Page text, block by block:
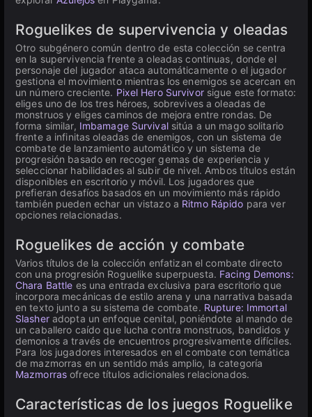
Roguelikes de supervivencia y oleadas
Otro subgénero común dentro de esta colección se centra
en la supervivencia frente a oleadas continuas, donde el
personaje del jugador ataca automáticamente o el jugador
gestiona el movimiento mientras los enemigos se acercan en
un número creciente. Pixel Hero Survivorsigue este formato:
eliges uno de los tres héroes, sobrevives a oleadas de
monstruos y eliges caminos de mejora entre rondas. De
forma similar, Imbamage Survivalsitúa a un mago solitario
frente a infinitas oleadas de enemigos, con un sistema de
combate de lanzamiento automático y un sistema de
progresión basado en recoger gemas de experiencia y
seleccionar habilidades al subir de nivel. Ambos títulos están
disponibles en escritorio y móvil. Los jugadores que
prefieran desafíos basados en un movimiento más rápido
también pueden echar un vistazo a Ritmo Rápido para ver
opciones relacionadas.
Roguelikes de acción y combate
Varios títulos de la colección enfatizan el combate directo
con una progresión Roguelike superpuesta. Facing Demons:
Chara Battle es una entrada exclusiva para escritorio que
incorpora mecánicas de estilo arena y una narrativa basada
en texto junto a su sistema de combate. Rupture: Immortal
Slasheradopta un enfoque cenital, poniéndote al mando de
un caballero caído que lucha contra monstruos, bandidos y
demonios a través de encuentros progresivamente difíciles.
Para los jugadores interesados en el combate con temática
de mazmorras en un sentido más amplio, la categoría
Mazmorras ofrece títulos adicionales relacionados.
Características de los juegos Roguelike